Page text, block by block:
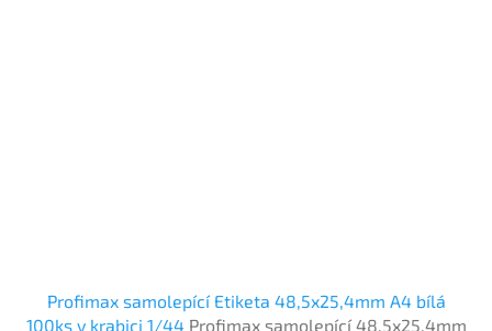
Profimax samolepící Etiketa 48,5x25,4mm A4 bílá
100ks v krabici 1/44 Profimax samolepící 48,5x25,4mm